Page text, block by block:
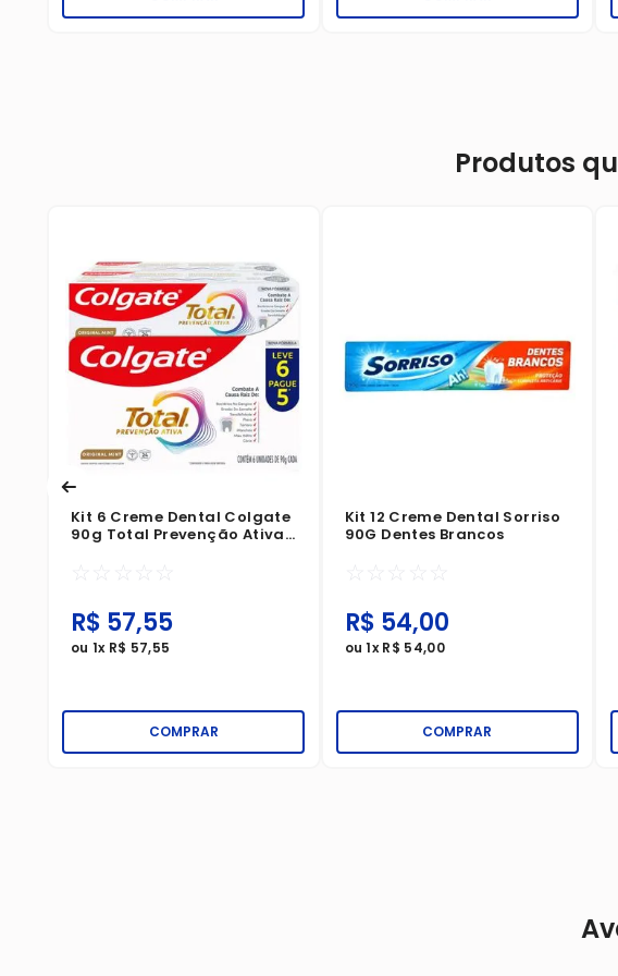
Produtos
Kit 6 Creme Dental Colgate
90g Total Prevenção Ativa
5
☆ ☆ ☆ ☆ ☆
R$ 57,55
ou 1x R$ 57,55
COMPRAR
Kit 12 Creme Dental Sorriso
90G Dentes Brancos
☆ ☆ ☆ ☆ ☆
R$ 54,00
ou1xR$ 54,00
COMPRAR